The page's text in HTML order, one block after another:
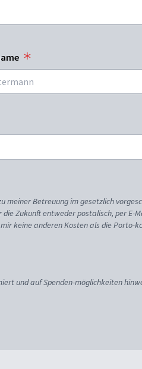
Betreuung im gesetzlich
Zukunft entweder postalisch, per E-
keine anderen Kosten als die Porto-
und auf Spenden-möglichkeiten